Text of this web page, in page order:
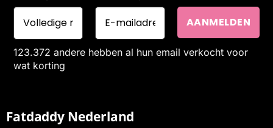
123.372 andere hebben al hun email verkocht voor
wat korting
Fatdaddy Nederland